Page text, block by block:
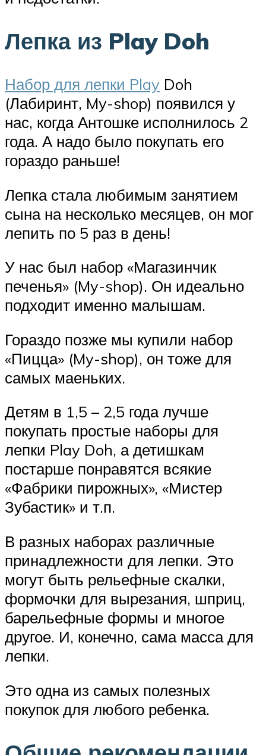
Лепка из Play Doh
Набор для лепки Play Doh
(Лабиринт, My-shop) появился у
нас, когда Антошке исполнилось 2
года. А надо было покупать его
гораздо раньше!
Лепка стала любимым занятием
сына на несколько месяцев, он мог
лепить по 5 раз в день!
У нас был набор «Магазинчик
печенья» (My-shop). Он идеально
подходит именно малышам.
Гораздо позже мы купили набор
«Пицца» (My-shop), он тоже для
самых маеньких.
Детям в 1,5 – 2,5 года лучше
покупать простые наборы для
лепки Play Doh, а детишкам
постарше понравятся всякие
«Фабрики пирожных», «Мистер
Зубастик» и т.п.
В разных наборах различные
принадлежности для лепки. Это
могут быть рельефные скалки,
формочки для вырезания, шприц,
барельефные формы и многое
другое. И, конечно, сама масса для
лепки.
Это одна из самых полезных
покупок для любого ребенка.